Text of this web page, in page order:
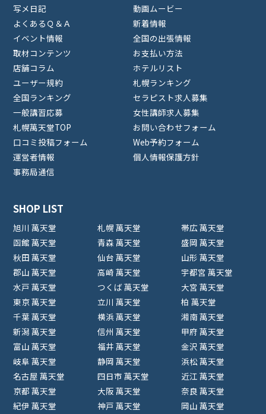
写メ日記
動画ムービー
よくあるＱ＆Ａ
新着情報
イベント情報
全国の出張情報
取材コンテンツ
お支払い方法
店舗コラム
ホテルリスト
ユーザー規約
札幌ランキング
全国ランキング
セラピスト求人募集
一般講習応募
女性講師求人募集
札幌萬天堂TOP
お問い合わせフォーム
口コミ投稿フォーム
Web予約フォーム
運営者情報
個人情報保護方針
事務局通信
SHOP LIST
旭川 萬天堂 札幌 萬天堂
帯広 萬天堂
函館 萬天堂
青森 萬天堂
盛岡 萬天堂
秋田 萬天堂
仙台 萬天堂
山形 萬天堂
郡山 萬天堂
高崎 萬天堂
宇都宮 萬天堂
水戸 萬天堂
つくば 萬天堂
大宮 萬天堂
東京 萬天堂
立川 萬天堂
柏 萬天堂
千葉 萬天堂
横浜 萬天堂
湘南 萬天堂
新潟 萬天堂
信州 萬天堂
甲府 萬天堂
富山 萬天堂
福井 萬天堂
金沢 萬天堂
岐阜 萬天堂
静岡 萬天堂
浜松 萬天堂
名古屋 萬天堂
四日市 萬天堂
近江 萬天堂
京都 萬天堂
大阪 萬天堂
奈良 萬天堂
紀伊 萬天堂
神戸 萬天堂 岡山 萬天堂